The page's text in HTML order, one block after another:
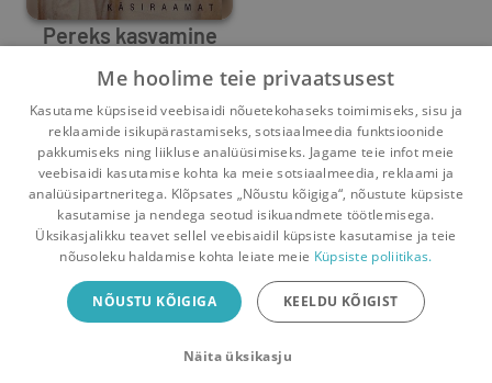
Pereks kasvamine
Maris Sööt
7 1
Pealehele Ostukorv Sõnumid Teated Konto
Raamatuvahetuse mobiiliäpp
Vaheta raamatuid veelgi mugavamalt!
Me hoolime teie privaatsusest
Kasutame küpsiseid veebisaidi nõuetekohaseks toimimiseks, sisu ja
reklaamide isikupärastamiseks, sotsiaalmeedia funktsioonide
pakkumiseks ning liikluse analüüsimiseks. Jagame teie infot meie
veebisaidi kasutamise kohta ka meie sotsiaalmeedia, reklaami ja
analüüsipartneritega. Klõpsates „Nõustu kõigiga“, nõustute küpsiste
kasutamise ja nendega seotud isikuandmete töötlemisega.
Üksikasjalikku teavet sellel veebisaidil küpsiste kasutamise ja teie
nõusoleku haldamise kohta leiate meie Küpsiste poliitikas.
NÕUSTU KÕIGIGA KEELDU KÕIGIST
Näita üksikasju